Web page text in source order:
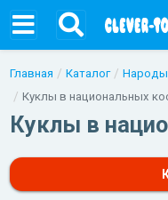
Главная Каталог
Народы
Куклы в национальных
Куклы в